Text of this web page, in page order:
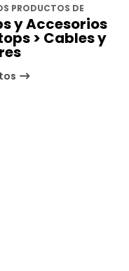
PRODUCTOS DE
y Accesorios
> Cables y